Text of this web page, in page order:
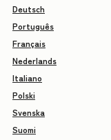
Deutsch
Português
Français
Nederlands
Italiano
Polski
Svenska
Suomi